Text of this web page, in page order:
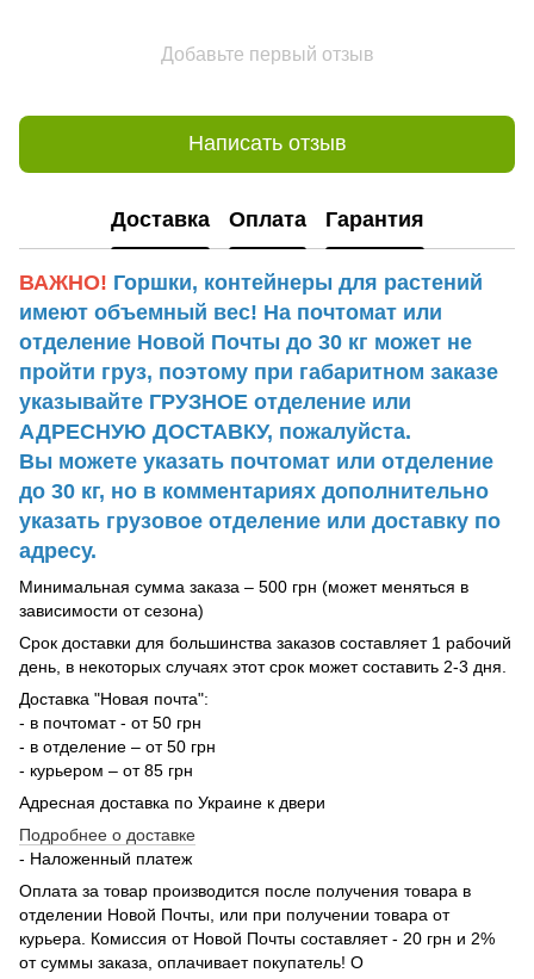
Добавьте первый отзыв
Написать отзыв
Доставка Оплата Гарантия
ВАЖНО! Горшки, контейнеры для растений
имеют объемный вес! На почтомат или
отделение Новой Почты до 30 кг может не
пройти груз, поэтому при габаритном заказе
указывайте ГРУЗНОЕ отделение или
АДРЕСНУЮ ДОСТАВКУ, пожалуйста.
Вы можете указать почтомат или отделение
до 30 кг, но в комментариях дополнительно
указать грузовое отделение или доставку по
адресу.
Минимальная сумма заказа – 500 грн (может меняться в
зависимости от сезона)
Срок доставки для большинства заказов составляет 1 рабочий
день, в некоторых случаях этот срок может составить 2-3 дня.
Доставка "Новая почта":
- в почтомат - от 50 грн
- в отделение – от 50 грн
- курьером – от 85 грн
Адресная доставка по Украине к двери
Подробнее о доставке
- Наложенный платеж
Оплата за товар производится после получения товара в
отделении Новой Почты, или при получении товара от
курьера. Комиссия от Новой Почты составляет - 20 грн и 2%
от суммы заказа, оплачивает покупатель! О